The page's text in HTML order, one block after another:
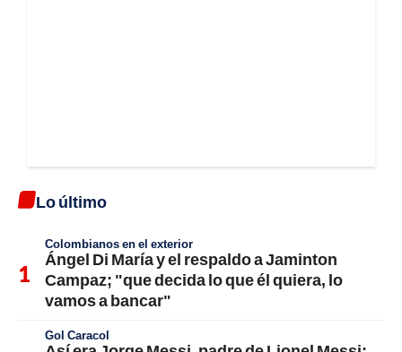
Lo último
Colombianos en el exterior
Ángel Di María y el respaldo a Jaminton
Campaz; "que decida lo que él quiera, lo
vamos a bancar"
Gol Caracol